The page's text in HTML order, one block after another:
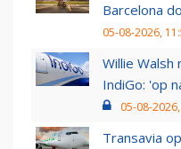
Barcelona
05-08-2026,
Willie
IndiGo: 'op
05-08-
Transavia